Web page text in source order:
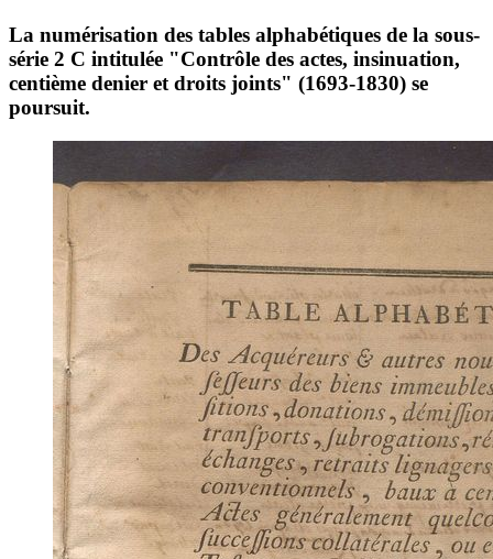
La numérisation des tables alphabétiques de la sous-
série 2 C intitulée "Contrôle des actes, insinuation,
centième denier et droits joints" (1693-1830) se
poursuit.